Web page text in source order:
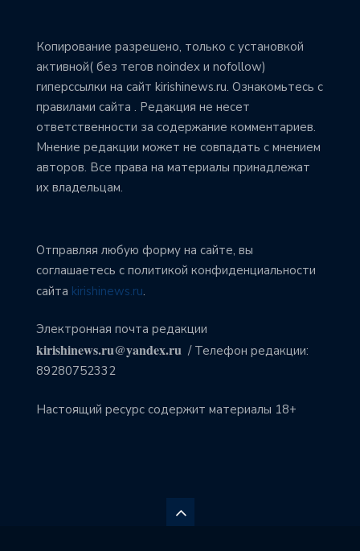
Копирование разрешено, только с установкой
активной( без тегов noindex и nofollow)
гиперссылки на сайт kirishinews.ru. Ознакомьтесь с
правилами сайта . Редакция не несет
ответственности за содержание комментариев.
Мнение редакции может не совпадать с мнением
авторов. Все права на материалы принадлежат
их владельцам.
Отправляя любую форму на сайте, вы
соглашаетесь с политикой конфиденциальности
сайта kirishinews.ru.
Электронная почта редакции
kirishinews.ru@yandex.ru / Телефон редакции:
89280752332
Настоящий ресурс содержит материалы 18+